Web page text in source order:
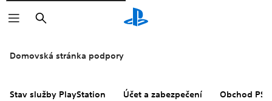
Vyhledat
Domovská stránka podpory
Stav služby PlayStation Účet a zabezpečení Obchod PS